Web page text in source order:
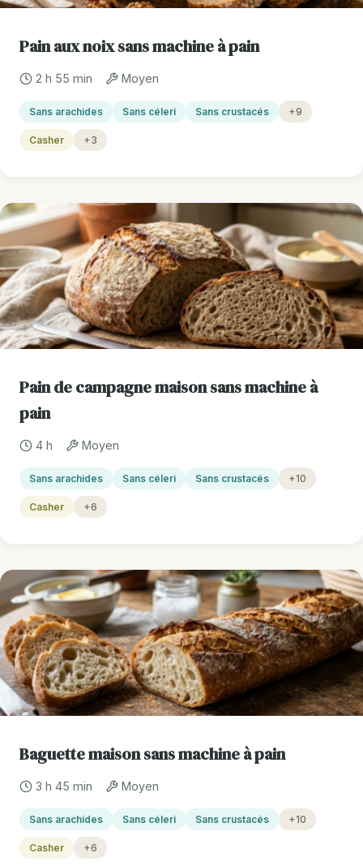
Pain aux noix sans machine à pain
2 h 55 min Moyen
Sans arachides Sans céleri Sans crustacés +9
Casher +3
Pain de campagne maison sans machine à
pain
4 h Moyen
Sans arachides Sans céleri Sans crustacés +10
Casher +6
Baguette maison sans machine à pain
3 h 45 min Moyen
Sans arachides Sans céleri Sans crustacés +10
Casher +6